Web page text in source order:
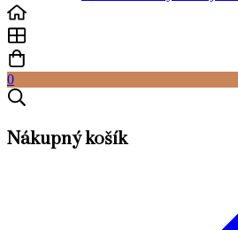
0
Nákupný košík